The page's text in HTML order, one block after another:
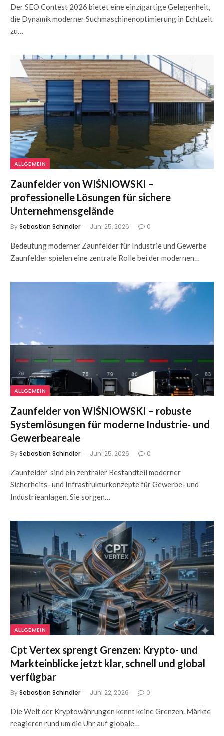
Der SEO Contest 2026 bietet eine einzigartige Gelegenheit,
die Dynamik moderner Suchmaschinenoptimierung in Echtzeit
zu…
ALLGEMEIN
Zaunfelder von WIŚNIOWSKI –
professionelle Lösungen für sichere
Unternehmensgelände
BySebastian Schindler Juni 25, 2026 0
Bedeutung moderner Zaunfelder für Industrie und Gewerbe
Zaunfelder spielen eine zentrale Rolle bei der modernen…
ALLGEMEIN
Zaunfelder von WIŚNIOWSKI – robuste
Systemlösungen für moderne Industrie- und
Gewerbeareale
BySebastian Schindler Juni 25, 2026 0
Zaunfelder sind ein zentraler Bestandteil moderner
Sicherheits- und Infrastrukturkonzepte für Gewerbe- und
Industrieanlagen. Sie sorgen…
ALLGEMEIN
Cpt Vertex sprengt Grenzen: Krypto- und
Markteinblicke jetzt klar, schnell und global
verfügbar
BySebastian Schindler Juni 22, 2026 0
Die Welt der Kryptowährungen kennt keine Grenzen. Märkte
reagieren rund um die Uhr auf globale…